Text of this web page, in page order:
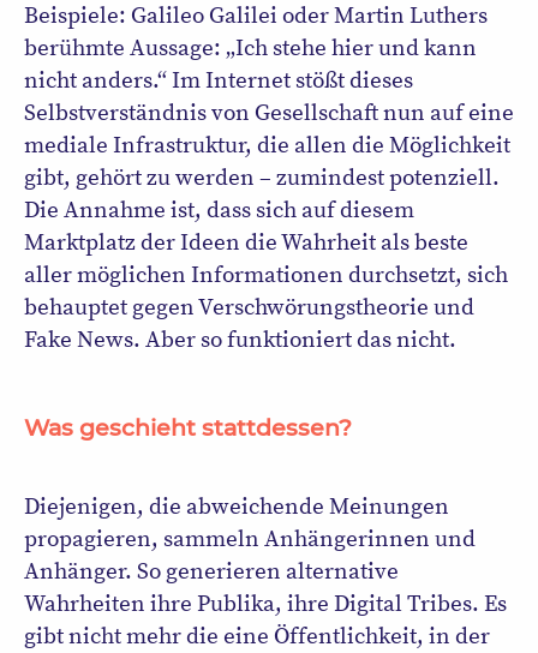
Beispiele: Galileo Galilei oder Martin Luthers
berühmte Aussage: „Ich stehe hier und kann
nicht anders.“ Im Internet stößt dieses
Selbstverständnis von Gesellschaft nun auf eine
mediale Infrastruktur, die allen die Möglichkeit
gibt, gehört zu werden – zumindest potenziell.
Die Annahme ist, dass sich auf diesem
Marktplatz der Ideen die Wahrheit als beste
aller möglichen Informationen durchsetzt, sich
behauptet gegen Verschwörungstheorie und
Fake News. Aber so funktioniert das nicht.
Was geschieht stattdessen?
Diejenigen, die abweichende Meinungen
propagieren, sammeln Anhängerinnen und
Anhänger. So generieren alternative
Wahrheiten ihre Publika, ihre Digital Tribes. Es
gibt nicht mehr die eine Öffentlichkeit, in der